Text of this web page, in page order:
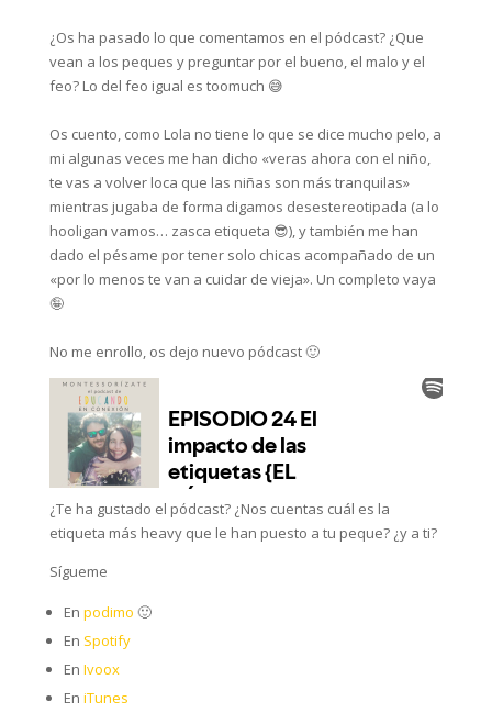
¿Os ha pasado lo que comentamos en el pódcast? ¿Que
vean a los peques y preguntar por el bueno, el malo y el
feo? Lo del feo igual es toomuch 😅⁣
Os cuento, como Lola no tiene lo que se dice mucho pelo, a
mi algunas veces me han dicho «veras ahora con el niño,
te vas a volver loca que las niñas son más tranquilas»
mientras jugaba de forma digamos desestereotipada (a lo
hooligan vamos… zasca etiqueta 😎), y también me han
dado el pésame por tener solo chicas acompañado de un
«por lo menos te van a cuidar de vieja». Un completo vaya
🤪⁣
No me enrollo, os dejo nuevo pódcast 🙂
¿Te ha gustado el pódcast? ¿Nos cuentas cuál es la
etiqueta más heavy que le han puesto a tu peque? ¿y a ti?
Sígueme
En podimo 🙂
En Spotify
En Ivoox
En iTunes